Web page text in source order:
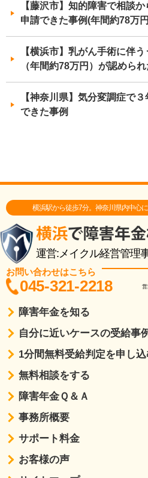
【藤沢市】知的障害で相談
申請できた事例(年間約78万
【横浜市】乳がん手術に伴
（年間約78万円）が認められ
【神奈川県】気分変調症で
できた事例
横浜駅から徒歩7分。神奈川県内中心
運営:メイクル経営管理
お問い合わせはこちら
045-321-2218
障害年金を知る
自分に近いケースの受給事
1分間無料受給判定を申し
無料相談をする
障害年金Ｑ＆Ａ
事務所概要
サポート料金
お客様の声